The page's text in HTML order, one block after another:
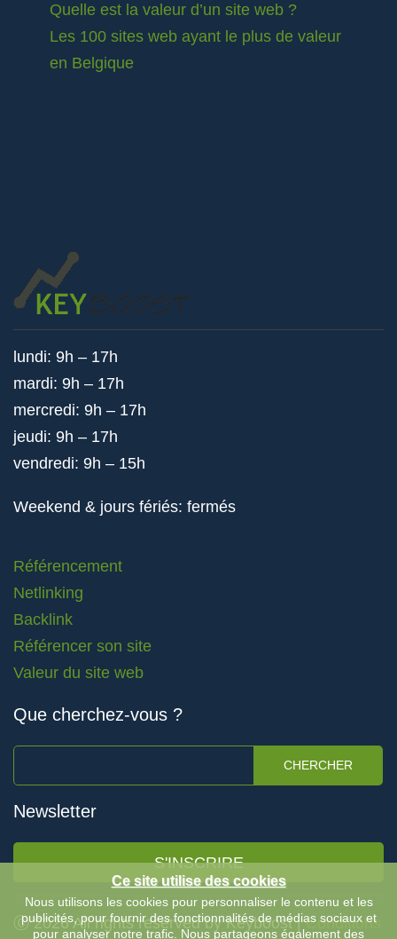
Quelle est la valeur d’un site web ?
Les 100 sites web ayant le plus de valeur
en Belgique
lundi: 9h – 17h
mardi: 9h – 17h
mercredi: 9h – 17h
jeudi: 9h – 17h
vendredi: 9h – 15h
Weekend & jours fériés: fermés
Référencement
Netlinking
Backlink
Référencer son site
Valeur du site web
Que cherchez-vous ?
CHERCHER
Newsletter
S'INSCRIRE
Ⓒ 2026 All rights reserved by Keyboost |Conditions
Ce site utilise des cookies
Nous utilisons les cookies pour personnaliser le contenu et les
publicités, pour fournir des fonctionnalités de médias sociaux et
pour analyser notre trafic. Nous partageons également des